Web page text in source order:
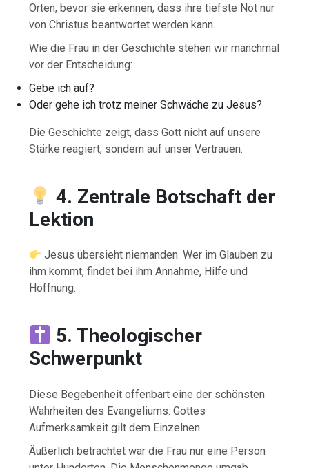
Orten, bevor sie erkennen, dass ihre tiefste Not nur
von Christus beantwortet werden kann.
Wie die Frau in der Geschichte stehen wir manchmal
vor der Entscheidung:
Gebe ich auf?
Oder gehe ich trotz meiner Schwäche zu Jesus?
Die Geschichte zeigt, dass Gott nicht auf unsere
Stärke reagiert, sondern auf unser Vertrauen.
4. Zentrale Botschaft der
Lektion
Jesus übersieht niemanden. Wer im Glauben zu
ihm kommt, findet bei ihm Annahme, Hilfe und
Hoffnung.
5. Theologischer
Schwerpunkt
Diese Begebenheit offenbart eine der schönsten
Wahrheiten des Evangeliums: Gottes
Aufmerksamkeit gilt dem Einzelnen.
Äußerlich betrachtet war die Frau nur eine Person